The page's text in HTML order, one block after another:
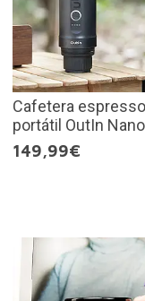
Cafetera espresso
portátil OutIn Nano
149,99€